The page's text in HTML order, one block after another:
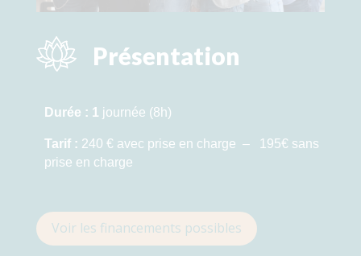
Présentation
Durée : 1 journée (8h)
Tarif : 240 € avec prise en charge – 195€ sans
prise en charge
Voir les financements possibles